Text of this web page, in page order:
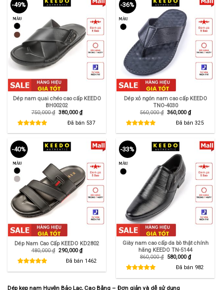
-49%
Dép nam quai chéo cao cấp KEEDO
BH00202
750,000₫ Giá
750,000 ₫.
380,000₫Giá
hiện
tại
là:
380,000 ₫.
Đã bán 537
-36%
Dép xỏ ngón nam cao cấp KEEDO
TNO-4030
560,000₫ Giá
560,000 ₫.
360,000₫Giá
hiện
tại
là:
360,000 ₫.
Đã bán 325
-40%
Dép Nam Cao Cấp KEEDO KD2802
480,000₫ Giá
290,000₫Giá
hiện
tại
Đã bán 1462
-33%
Giày nam cao cấp da bò thật chính
hãng KEEDO TN-5144
860,000₫ Giá
580,000₫Giá
hiện
tại
Đã bán 982
Dép kẹp nam Huyện Bảo Lạc, Cao Bằng – Đơn giản và dễ sử dụng